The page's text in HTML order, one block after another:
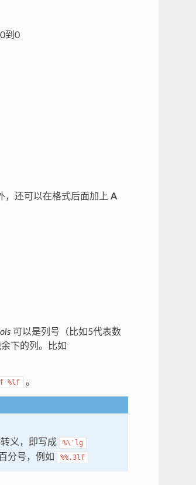
到0
，还可以在格式后面加上 A
可以是列号（比如5代表数
下的列。比如
%lf 。
义，即写成 %\'lg
分号，例如 %%.3lf